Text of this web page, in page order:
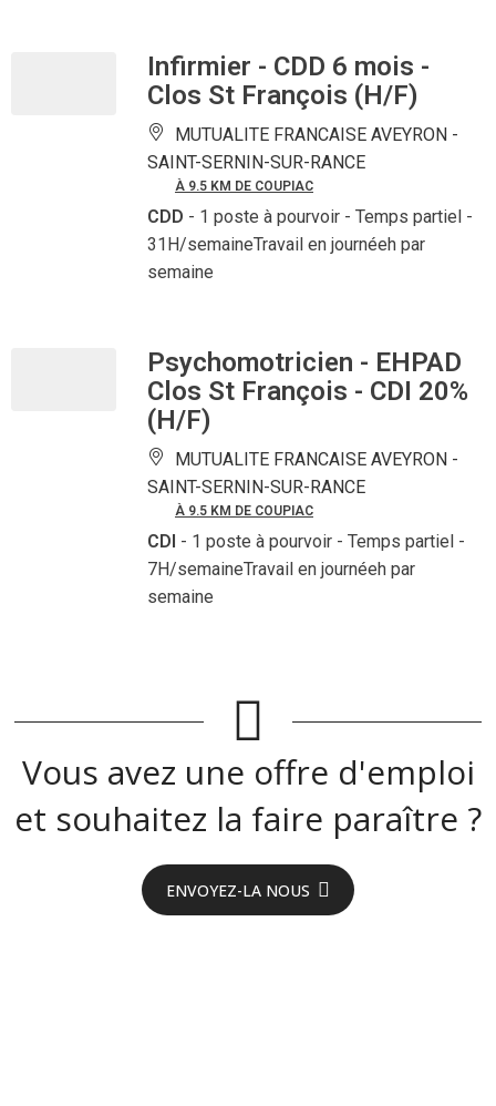
Infirmier - CDD 6 mois -
Clos St François (H/F)
MUTUALITE FRANCAISE AVEYRON -
SAINT-SERNIN-SUR-RANCE
À 9.5 KM DE COUPIAC
CDD - 1 poste à pourvoir - Temps partiel -
31H/semaineTravail en journéeh par
semaine
Psychomotricien - EHPAD
Clos St François - CDI 20%
(H/F)
MUTUALITE FRANCAISE AVEYRON -
SAINT-SERNIN-SUR-RANCE
À 9.5 KM DE COUPIAC
CDI - 1 poste à pourvoir - Temps partiel -
7H/semaineTravail en journéeh par
semaine
Vous avez une offre d'emploi
et souhaitez la faire paraître ?
ENVOYEZ-LA NOUS